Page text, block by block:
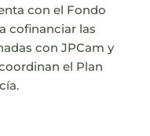
con el Fondo
cofinanciar las
con JPCam y
el Plan